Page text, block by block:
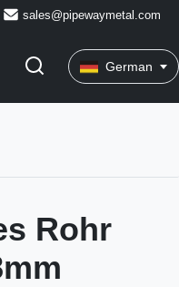
sales@pipewaymetal.com
German
Rohr